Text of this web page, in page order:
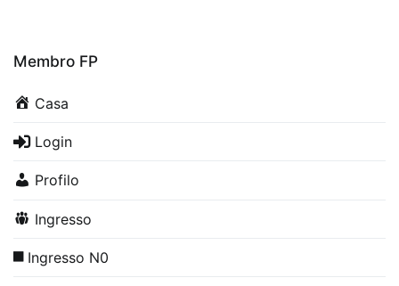
Membro FP
Casa
Login
Profilo
Ingresso
Ingresso N0